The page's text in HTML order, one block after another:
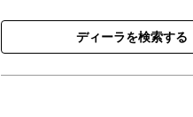
ディーラを検索する